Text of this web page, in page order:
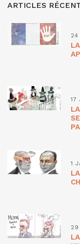
ARTICLES
24
17
1
29